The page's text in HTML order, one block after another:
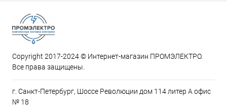
Copyright 2017-2024 © Интернет-магазин ПРОМЭЛЕКТРО.
Все права защищены.
г. Санкт-Петербург, Шоссе Революции дом 114 литер А офис
№ 18